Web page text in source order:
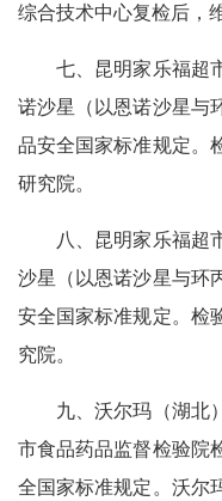
综合技术中心复检后，
七、昆明家乐福超市
诺沙星（以恩诺沙星与
品安全国家标准规定。
研究院。
八、昆明家乐福超市
沙星（以恩诺沙星与环
安全国家标准规定。检
究院。
九、沃尔玛（湖北）
市食品药品监督检验院
全国家标准规定。沃尔